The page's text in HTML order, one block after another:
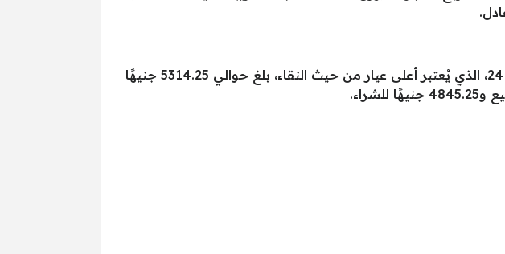
في تاريخ 21 يوليو 2025، شهدت أسعار الذهب تقلبات ملحوظة. سعر الذهب عيار 24، الذي يُعتبر أعلى عيار من حيث النقاء، بلغ حوالي 5314.25 جنيهًا